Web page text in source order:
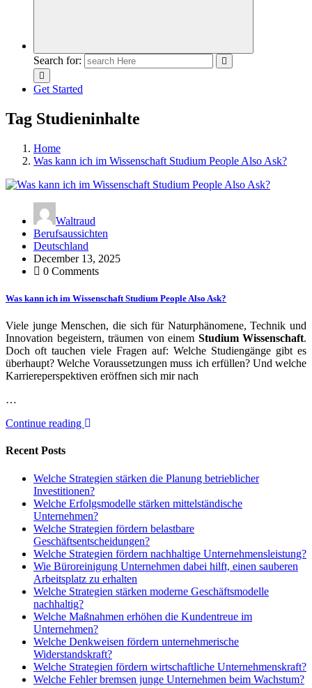
Search for:
Get Started
Tag Studieninhalte
Home
Was kann ich im Wissenschaft Studium People Also Ask?
Waltraud
Berufsaussichten
Deutschland
December 13, 2025
0 Comments
Was kann ich im Wissenschaft Studium People Also Ask?
Viele junge Menschen, die sich für Naturphänomene, Technik und
Innovation begeistern, träumen von einem Studium Wissenschaft.
Doch oft tauchen viele Fragen auf: Welche Studiengänge gibt es
überhaupt? Welche Voraussetzungen muss ich erfüllen? Und welche
Karriereperspektiven eröffnen sich mir nach
…
Continue reading
Recent Posts
Welche Strategien stärken die Planung betrieblicher
Investitionen?
Welche Erfolgsmodelle stärken mittelständische
Unternehmen?
Welche Strategien fördern belastbare
Geschäftsentscheidungen?
Welche Strategien fördern nachhaltige Unternehmensleistung?
Wie Büroreinigung Unternehmen dabei hilft, einen sauberen
Arbeitsplatz zu erhalten
Welche Strategien stärken moderne Geschäftsmodelle
nachhaltig?
Welche Maßnahmen erhöhen die Kundentreue im
Unternehmen?
Welche Denkweisen fördern unternehmerische
Widerstandskraft?
Welche Strategien fördern wirtschaftliche Unternehmenskraft?
Welche Fehler bremsen junge Unternehmen beim Wachstum?